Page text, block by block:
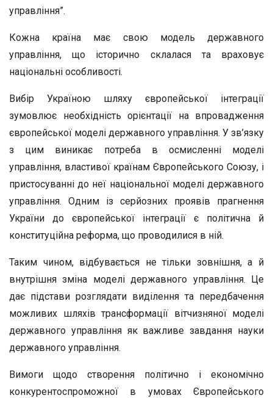
управління”.
Кожна країна має свою модель державного
управління, що історично склалася та враховує
національні особливості.
Вибір Україною шляху європейської інтеграції
зумовлює необхідність орієнтації на впровадження
європейської моделі державного управління. У зв’язку
з цим виникає потреба в осмисленні моделі
управління, властивої країнам Європейського Союзу, і
пристосуванні до неї національної моделі державного
управління. Одним із серйозних проявів прагнення
України до європейської інтеграції є політична й
конституційна реформа, що проводилися в ній.
Таким чином, відбувається не тільки зовнішня, а й
внутрішня зміна моделі державного управління. Це
дає підстави розглядати виділення та передбачення
можливих шляхів трансформації вітчизняної моделі
державного управління як важливе завдання науки
державного управління.
Вимоги щодо створення політично і економічно
конкурентоспроможної в умовах Європейського